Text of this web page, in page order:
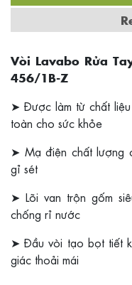
Vòi Lavabo Rửa
456/1B-Z
➤ Được làm từ chất
toàn cho sức khỏe
➤ Mạ điện chất lượng
gỉ sét
➤ Lõi van trộn gốm
chống rỉ nước
➤ Đầu vòi tạo bọt tiết
giác thoải mái